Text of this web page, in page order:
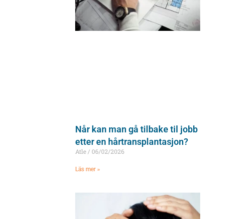
Når kan man gå tilbake til jobb
etter en hårtransplantasjon?
Atle 06/02/2026
Läs mer »